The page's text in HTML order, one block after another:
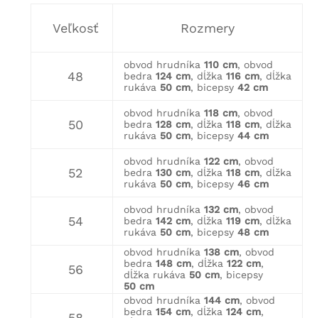
Veľkosť Rozmery
48
obvod hrudníka 110 cm, obvod
bedra 124 cm, dĺžka 116 cm, dĺžka
rukáva 50 cm, bicepsy 42 cm
50
obvod hrudníka 118 cm, obvod
bedra 128 cm, dĺžka 118 cm, dĺžka
rukáva 50 cm, bicepsy 44 cm
52
obvod hrudníka 122 cm, obvod
bedra 130 cm, dĺžka 118 cm, dĺžka
rukáva 50 cm, bicepsy 46 cm
54
obvod hrudníka 132 cm, obvod
bedra 142 cm, dĺžka 119 cm, dĺžka
rukáva 50 cm, bicepsy 48 cm
56
obvod hrudníka 138 cm, obvod
bedra 148 cm, dĺžka 122 cm,
dĺžka rukáva 50 cm, bicepsy
50 cm
obvod hrudníka 144 cm, obvod
bedra 154 cm, dĺžka 124 cm,